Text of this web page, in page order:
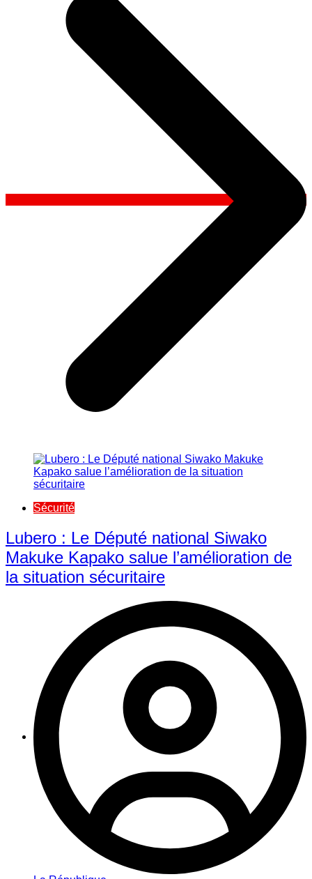
Sécurité
Lubero : Le Député national Siwako
Makuke Kapako salue l’amélioration de
la situation sécuritaire